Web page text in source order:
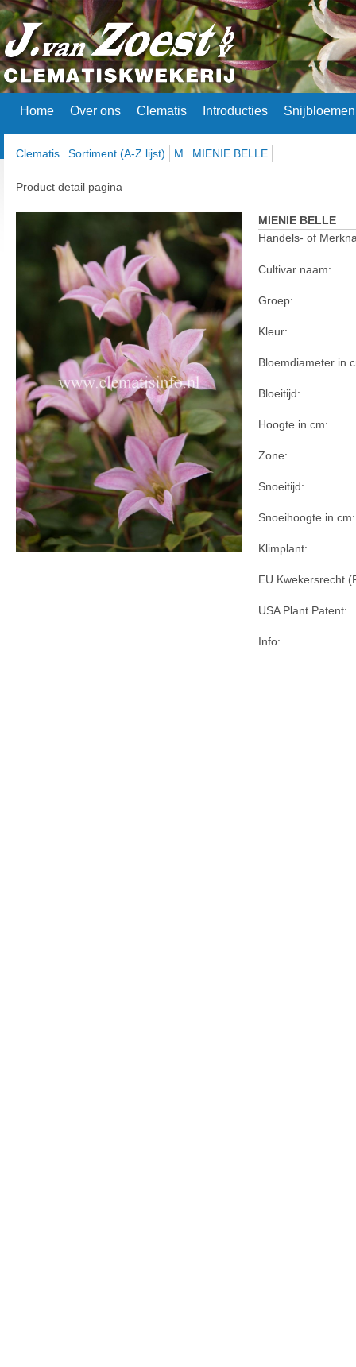
Home Over ons Clematis Introducties Snijbloemen
Clematis Sortiment (A-Z lijst) M MIENIE BELLE
Product detail pagina
MIENIE BELLE
Handels- of
Cultivar naam:
Groep:
Kleur:
Bloemdiameter in
Bloeitijd:
Hoogte in cm:
Zone:
Snoeitijd:
Snoeihoogte in cm:
Klimplant:
EU Kwekersrecht
USA Plant Patent:
Info: